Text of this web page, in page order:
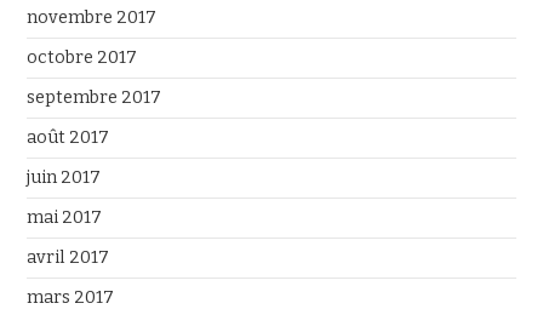
novembre 2017
octobre 2017
septembre 2017
août 2017
juin 2017
mai 2017
avril 2017
mars 2017